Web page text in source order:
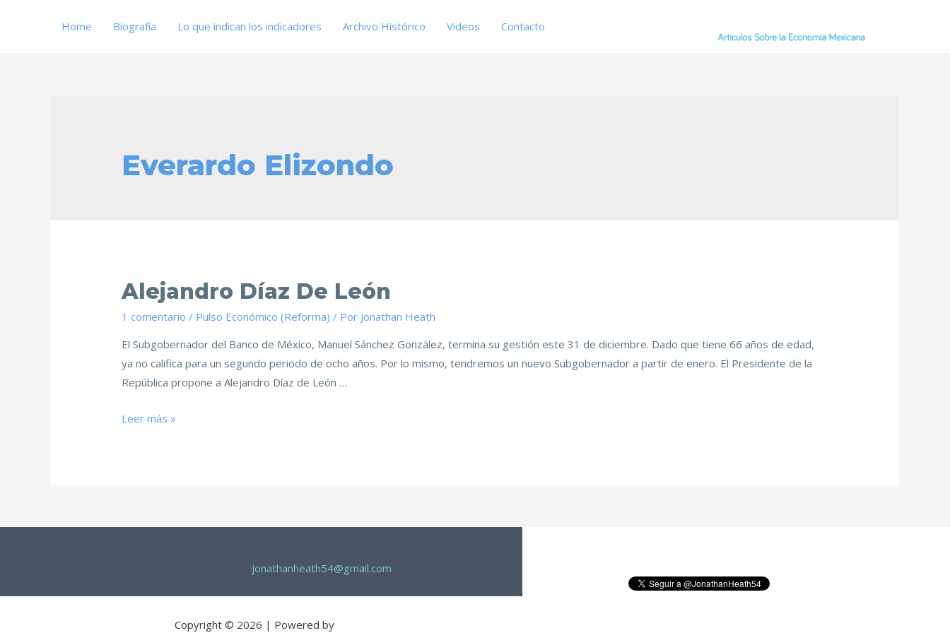
Home Biografía Lo que indican los indicadores Archivo Histórico Videos Contacto
Everardo Elizondo
Alejandro Díaz De León
1 comentario / Pulso Económico (Reforma) / Por Jonathan Heath
El Subgobernador del Banco de México, Manuel Sánchez González, termina su gestión este 31 de diciembre. Dado que tiene 66 años de edad,
ya no califica para un segundo periodo de ocho años. Por lo mismo, tendremos un nuevo Subgobernador a partir de enero. El Presidente de la
República propone a Alejandro Díaz de León …
Leer más »
jonathanheath54@gmail.com
Copyright © 2026 | Powered by